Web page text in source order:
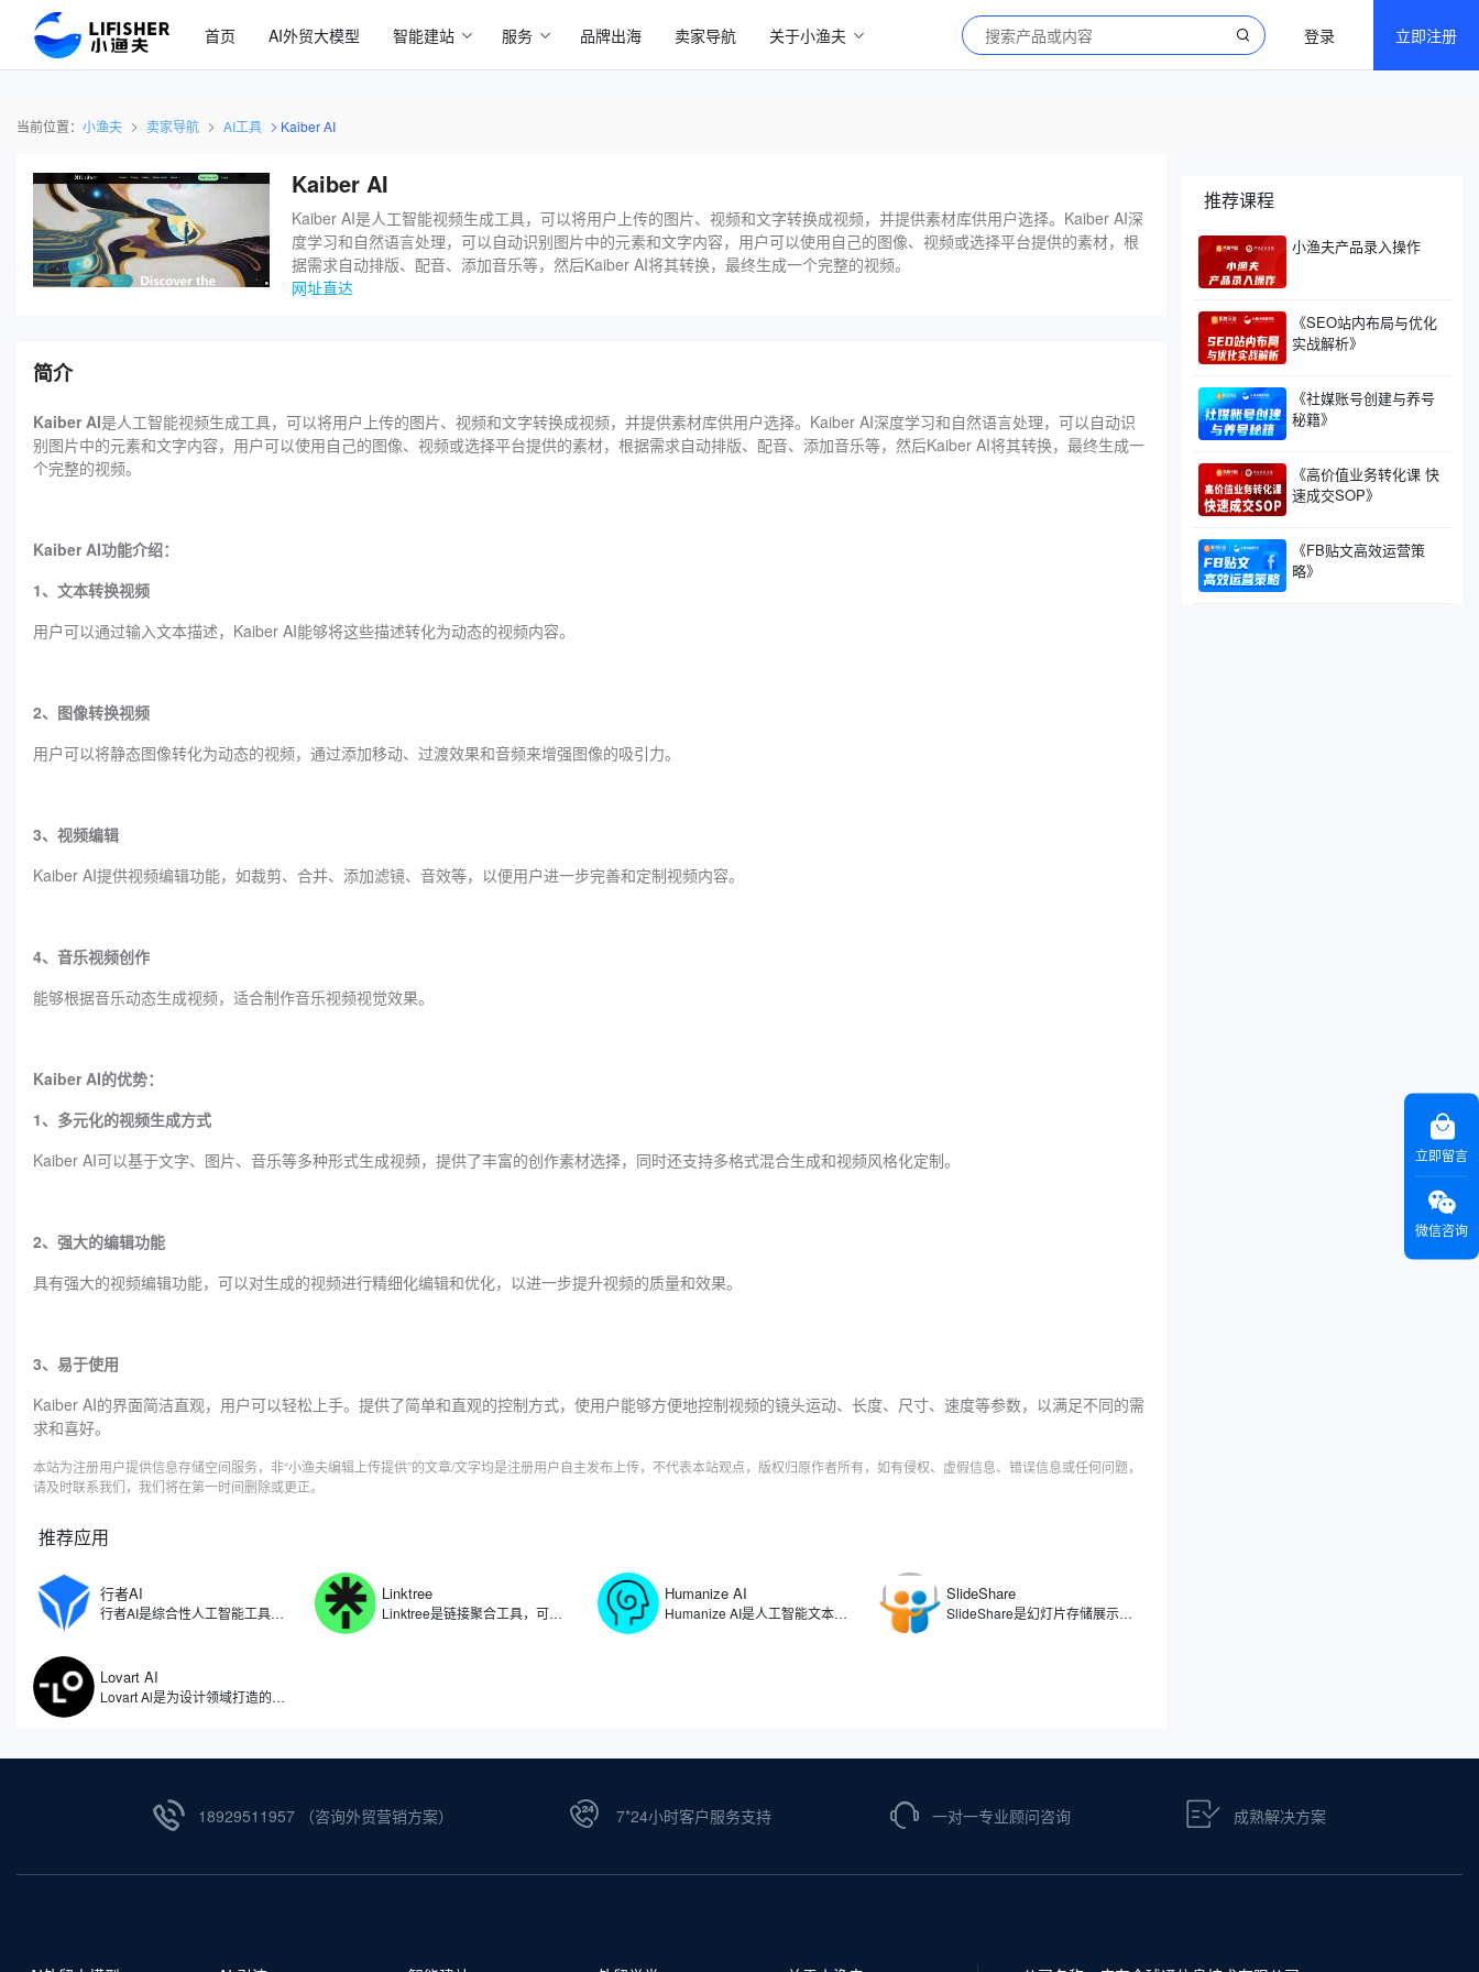
首页 AI外贸大模型 智能建站 服务 品牌出海 卖家导航 关于小渔夫 登录 立即注册
当前位置： 小渔夫 卖家导航 AI工具 Kaiber AI
Kaiber AI
Kaiber AI是人工智能视频生成工具，可以将用户上传的图片、视频和文字转换成视频，并提供素材库供用户选择。Kaiber AI深
度学习和自然语言处理，可以自动识别图片中的元素和文字内容，用户可以使用自己的图像、视频或选择平台提供的素材，根
据需求自动排版、配音、添加音乐等，然后Kaiber AI将其转换，最终生成一个完整的视频。
网址直达
简介
Kaiber AI是人工智能视频生成工具，可以将用户上传的图片、视频和文字转换成视频，并提供素材库供用户选择。Kaiber AI深度学习和自然语言处理，可以自动识
别图片中的元素和文字内容，用户可以使用自己的图像、视频或选择平台提供的素材，根据需求自动排版、配音、添加音乐等，然后Kaiber AI将其转换，最终生成一
个完整的视频。
Kaiber AI功能介绍：
1、文本转换视频
用户可以通过输入文本描述，Kaiber AI能够将这些描述转化为动态的视频内容。
2、图像转换视频
用户可以将静态图像转化为动态的视频，通过添加移动、过渡效果和音频来增强图像的吸引力。
3、视频编辑
Kaiber AI提供视频编辑功能，如裁剪、合并、添加滤镜、音效等，以便用户进一步完善和定制视频内容。
4、音乐视频创作
能够根据音乐动态生成视频，适合制作音乐视频视觉效果。
Kaiber AI的优势：
1、多元化的视频生成方式
Kaiber AI可以基于文字、图片、音乐等多种形式生成视频，提供了丰富的创作素材选择，同时还支持多格式混合生成和视频风格化定制。
2、强大的编辑功能
具有强大的视频编辑功能，可以对生成的视频进行精细化编辑和优化，以进一步提升视频的质量和效果。
3、易于使用
Kaiber AI的界面简洁直观，用户可以轻松上手。提供了简单和直观的控制方式，使用户能够方便地控制视频的镜头运动、长度、尺寸、速度等参数，以满足不同的需
求和喜好。
本站为注册用户提供信息存储空间服务，非“小渔夫编辑上传提供”的文章/文字均是注册用户自主发布上传，不代表本站观点，版权归原作者所有，如有侵权、虚假信息、错误信息或任何问题，
请及时联系我们，我们将在第一时间删除或更正。
推荐应用
行者AI
行者AI是综合性人工智能工具，专注于人工智能在游戏、文娱等领域的研究和应用场景拓展。利用自研算法开发了一系列AI产品与解决方案，包括了AI智能体、AI安全、AI美术、AI音乐等多项产品，行者AI能够让游戏行业乃至内容创作的从业者能够尽量节省生产的时间，把更多精力放在创意本身。
Linktree
Linktree是链接聚合工具，可以在用户的社交媒体个人资料中提供一个可点击链接列表，让用户将自己的个人资料、文章、产品、项目等链接整合在一个页面上，方便粉丝和客户一键访问。通过使用Linktree，可满足用户在多个社交平台统一管理分享内容的需求，简化了用户在不同社交媒体平台更新链接的复杂过程。
Humanize AI
Humanize AI是人工智能文本转换工具，可将人工智能生成的内容转化为自然流畅的人类写作，生成能够绕过各种AI检测工具的文本。Humanize AI通过算法重构文本结构、调整表达方式，有效消除AI生成的机械化痕迹，帮助用户规避内容检测系统的识别，确保文本在可读性和自然度上达到更高的标准。
SlideShare
SlideShare是幻灯片存储展示分享平台，专注于幻灯片分享，用户可上传、浏览、下载及分享各类幻灯片、文档、信息图表等内容，覆盖教育、商业、科技等领域。此外，SlideShare不仅支持多种文件格式，还提供社交功能，方便用户之间的学习交流和内容传播。
Lovart AI
Lovart Al是为设计领域打造的人工智能体，被誉为全球首个设计智能体。因此不仅仅是一个图像生成工具，更像是一位全天候的智能设计助手，能够理解用户需求，自动拆解设计任务，从创意构思到成品输出，实现全流程自动化。无论是设计师、品牌主还是内容创作者，都能通过自然语言与Lovart AI对话，获得视觉效果设计。
推荐课程
小渔夫产品录入操作
《SEO站内布局与优化
实战解析》
《社媒账号创建与养号
秘籍》
《高价值业务转化课 快
速成交SOP》
《FB贴文高效运营策
略》
18929511957 （咨询外贸营销方案） 7*24小时客户服务支持 一对一专业顾问咨询 成熟解决方案
立即留言
微信咨询